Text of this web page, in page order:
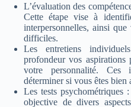
L’évaluation des
Cette étape vise à
interpersonnelles, ainsi
difficiles.
Les entretiens
profondeur vos aspirations
votre personnalité. Ces
déterminer si vous êtes bien
Les tests psychométriques
objective de divers